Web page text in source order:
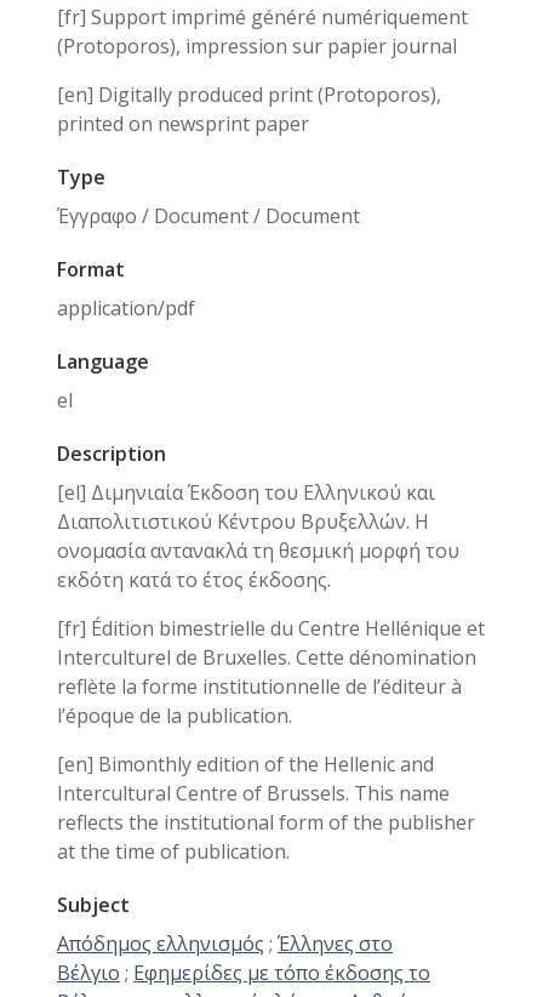
[fr] Support imprimé généré numériquement
(Protoporos), impression sur papier journal
[en] Digitally produced print (Protoporos),
printed on newsprint paper
Type
Έγγραφο / Document / Document
Format
application/pdf
Language
el
Description
[el] Διμηνιαία Έκδοση του Ελληνικού και
Διαπολιτιστικού Κέντρου Βρυξελλών. Η
ονομασία αντανακλά τη θεσμική μορφή του
εκδότη κατά το έτος έκδοσης.
[fr] Édition bimestrielle du Centre Hellénique et
Interculturel de Bruxelles. Cette dénomination
reflète la forme institutionnelle de l’éditeur à
l’époque de la publication.
[en] Bimonthly edition of the Hellenic and
Intercultural Centre of Brussels. This name
reflects the institutional form of the publisher
at the time of publication.
Subject
Απόδημος ελληνισμός ; Έλληνες στο
Βέλγιο ; Εφημερίδες με τόπο έκδοσης τo